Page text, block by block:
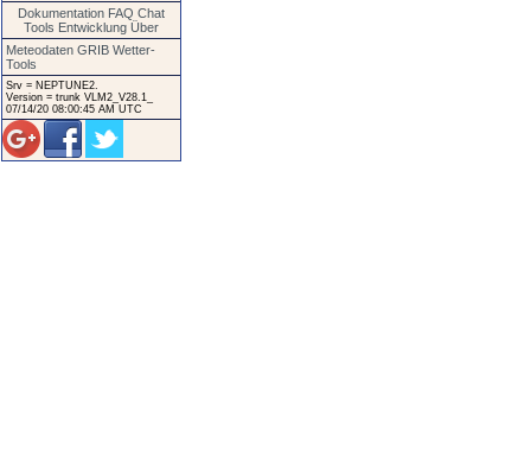
Dokumentation FAQ Chat
Tools Entwicklung Über
Meteodaten GRIB Wetter-
Tools
Srv = NEPTUNE2.
Version = trunk VLM2_V28.1_
07/14/20 08:00:45 AM UTC